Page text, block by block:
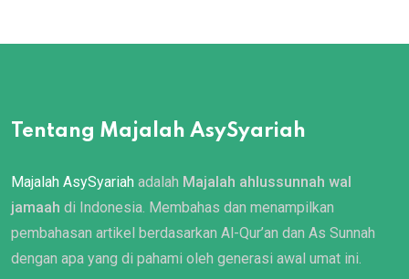
Tentang Majalah AsySyariah
Majalah AsySyariah adalah Majalah ahlussunnah wal
jamaah di Indonesia. Membahas dan menampilkan
pembahasan artikel berdasarkan Al-Qur’an dan As Sunnah
dengan apa yang di pahami oleh generasi awal umat ini.